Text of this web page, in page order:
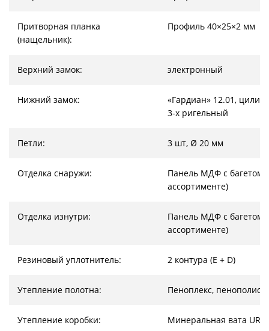
Притворная планка
(нащельник):
Профиль 40×25×2 мм
Верхний замок: электронный
Нижний замок:
«Гардиан» 12.01,
3-х ригельный
Петли: 3 шт, Ø 20 мм
Отделка снаружи:
Панель МДФ с багетом
ассортименте)
Отделка изнутри:
Панель МДФ с багетом
ассортименте)
Резиновый уплотнитель: 2 контура (E + D)
Утепление полотна: Пеноплекс,
Утепление коробки: Минеральная вата